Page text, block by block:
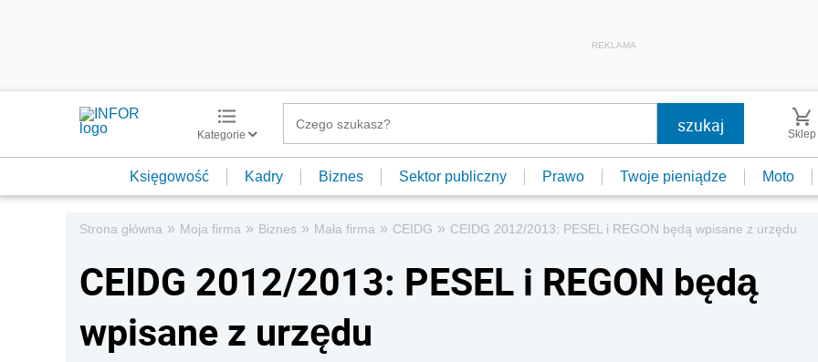
REKLAMA
Kategorie Sklep
Księgowość Kadry Biznes Sektor publiczny Prawo Twoje pieniądze Moto
Strona główna » Moja firma » Biznes » Mała firma » CEIDG » CEIDG 2012/2013: PESEL i REGON będą wpisane z urzędu
CEIDG 2012/2013: PESEL i REGON będą
wpisane z urzędu